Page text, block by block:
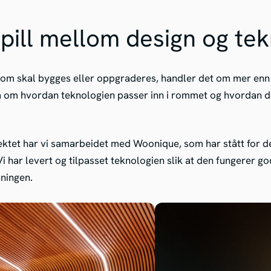
mellom design og
skal bygges eller oppgraderes, handler det om mer
om hvordan teknologien passer inn i rommet og hvordan
har vi samarbeidet med Woonique, som har stått for
har levert og tilpasset teknologien slik at den fungerer